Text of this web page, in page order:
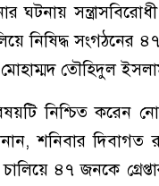
ঘটনায়
নিষিদ্ধ সংগঠনের
তৌহিদুল
নিশ্চিত করেন
শনিবার দিবাগত
৪৭ জনকে